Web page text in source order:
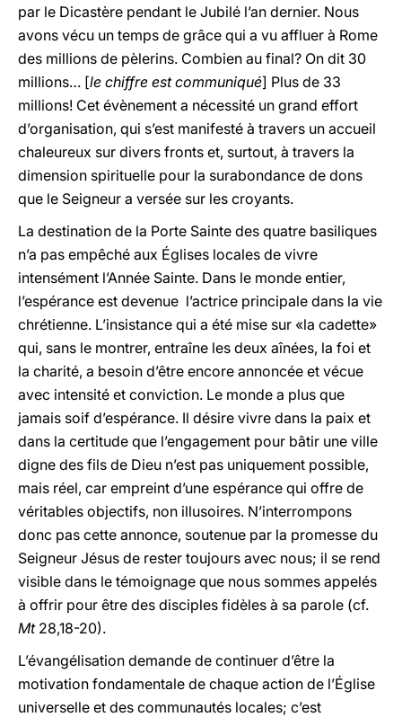
par le Dicastère pendant le Jubilé l’an dernier. Nous
avons vécu un temps de grâce qui a vu affluer à Rome
des millions de pèlerins. Combien au final? On dit 30
millions… [le chiffre est communiqué] Plus de 33
millions! Cet évènement a nécessité un grand effort
d’organisation, qui s’est manifesté à travers un accueil
chaleureux sur divers fronts et, surtout, à travers la
dimension spirituelle pour la surabondance de dons
que le Seigneur a versée sur les croyants.
La destination de la Porte Sainte des quatre basiliques
n’a pas empêché aux Églises locales de vivre
intensément l’Année Sainte. Dans le monde entier,
l’espérance est devenue l’actrice principale dans la vie
chrétienne. L’insistance qui a été mise sur «la cadette»
qui, sans le montrer, entraîne les deux aînées, la foi et
la charité, a besoin d’être encore annoncée et vécue
avec intensité et conviction. Le monde a plus que
jamais soif d’espérance. Il désire vivre dans la paix et
dans la certitude que l’engagement pour bâtir une ville
digne des fils de Dieu n’est pas uniquement possible,
mais réel, car empreint d’une espérance qui offre de
véritables objectifs, non illusoires. N’interrompons
donc pas cette annonce, soutenue par la promesse du
Seigneur Jésus de rester toujours avec nous; il se rend
visible dans le témoignage que nous sommes appelés
à offrir pour être des disciples fidèles à sa parole (cf.
Mt28,18-20).
L’évangélisation demande de continuer d’être la
motivation fondamentale de chaque action de l’Église
universelle et des communautés locales; c’est